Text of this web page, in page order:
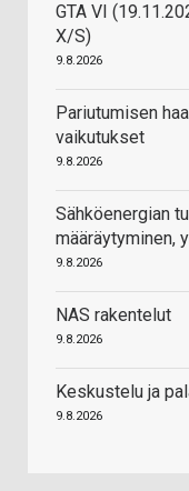
GTA VI
X/S)
9.8.2026
Pariutumisen
vaikutukset
9.8.2026
Sähköenergian
määräytyminen,
9.8.2026
NAS rakentelut
9.8.2026
Keskustelu ja
9.8.2026